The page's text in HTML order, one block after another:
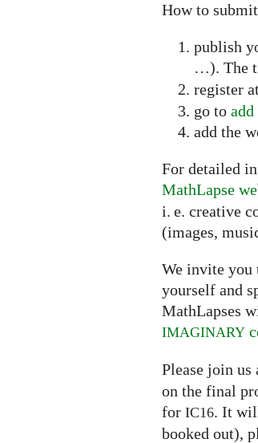
How to
publish
…). The
register
go to
add the
For detailed
MathLapse
i. e. creative
(images,
We invite you
yourself and
MathLapses
IMAGINARY
Please join us
on the final
for IC16. It
booked out),